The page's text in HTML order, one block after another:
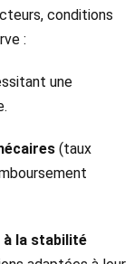
conditions
:
une
(taux
à la stabilité